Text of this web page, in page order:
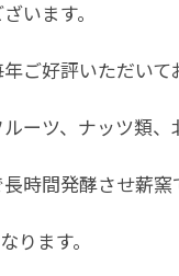
います。
ご好評いただいて
ーツ、ナッツ類
時間発酵させ薪
ります。